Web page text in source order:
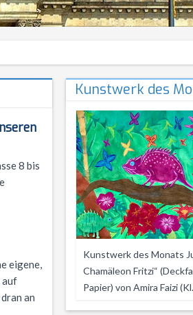
8 bis
eigene,
auf
an
Kunstwerk des
Kunstwerk des Monats
Chamäleon Fritzi“
Papier) von Amira Faizi